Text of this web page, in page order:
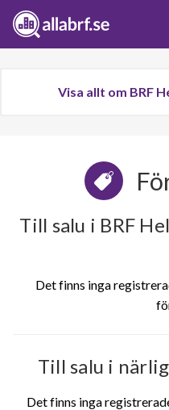
Visa allt om BRF
Till salu i BRF
Det finns inga
Till salu i
Det finns inga